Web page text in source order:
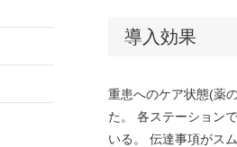
導入効果
重患へのケア状態(薬
た。 各ステーション
いる。 伝達事項がス